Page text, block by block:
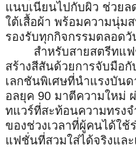
แนบเนียนไปกับผิว ช่วยล
ใต้เสื้อผ้า พร้อมความนุ่ม
รองรับทุกกิจกรรมตลอดวั
สำหรับสายสตรีทแ
สร้างสีสันด้วยการจับมือกั
เลกชันพิเศษที่นำแรงบัน
อลยุค 90 มาตีความใหม่
ทแวร์ที่สะท้อนความทรง
ของช่วงเวลาที่ผู้คนได้ใช้
แฟชั่นที่สวมใส่ได้จริงแล